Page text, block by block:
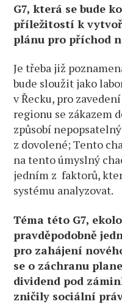
G7, která se bude
příležitostí k
plánu pro příchod
Je třeba již
bude sloužit jako
v Řecku, pro
regionu se zákazem
způsobí
z dovolené; Tento
na tento úmyslný
jedním z faktorů,
systému analyzovat.
Téma této G7,
pravděpodobně
pro zahájení
se o záchranu
dividend pod
zničily sociální